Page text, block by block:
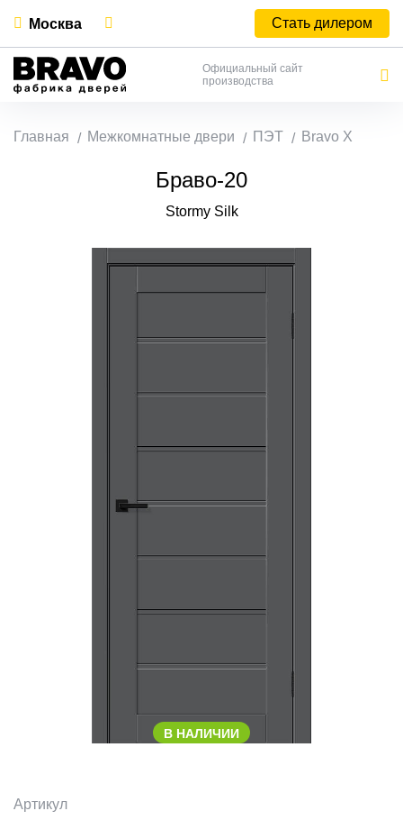
Москва Стать дилером
Официальный сайт
производства
Главная Межкомнатные двери ПЭТ Bravo X
Браво-20
Stormy Silk
В НАЛИЧИИ
Артикул